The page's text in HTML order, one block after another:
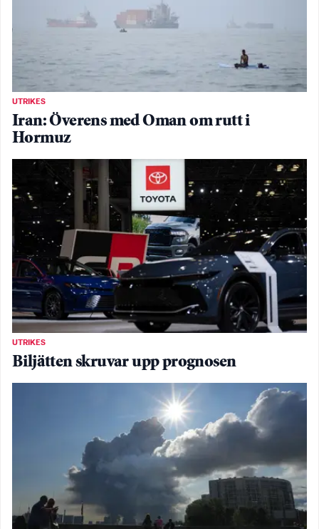
UTRIKES
Iran: Överens med Oman om rutt i
Hormuz
UTRIKES
Biljätten skruvar upp prognosen